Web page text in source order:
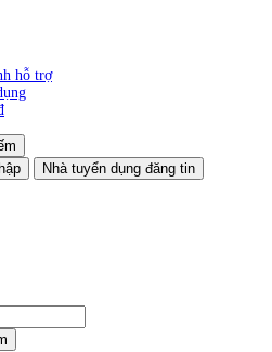
hỗ trợ
Nhà tuyển dụng đăng tin